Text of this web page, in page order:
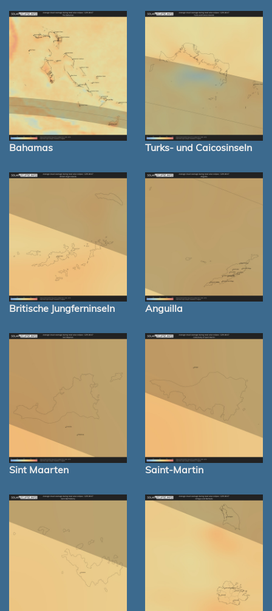
Bahamas Turks- und Caicosinseln
Britische Jungferninseln Anguilla
Sint Maarten Saint-Martin